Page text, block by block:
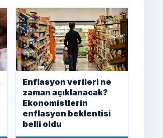
Enflasyon verileri ne
zaman açıklanacak?
Ekonomistlerin
enflasyon beklentisi
belli oldu